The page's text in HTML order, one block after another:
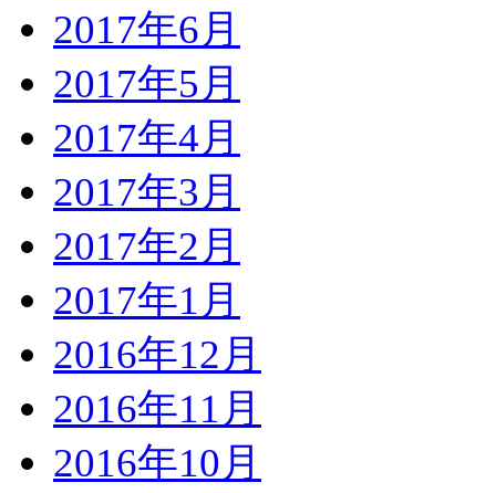
2017年6月
2017年5月
2017年4月
2017年3月
2017年2月
2017年1月
2016年12月
2016年11月
2016年10月